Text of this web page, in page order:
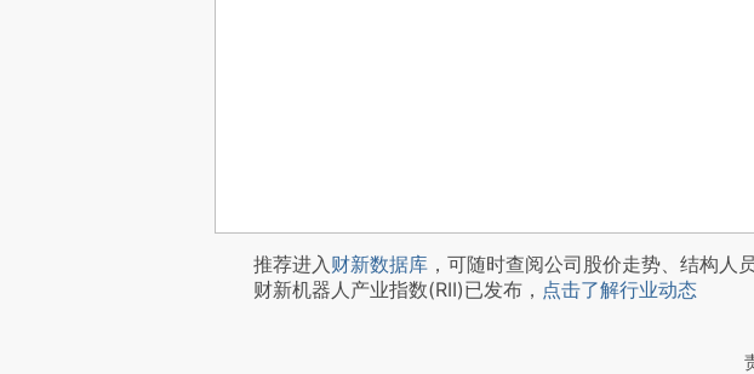
推荐进入财新数据库 ，可随时查阅公司股价走势、结构人
财新机器人产业指数(RII)已发布， 点击了解行业动态